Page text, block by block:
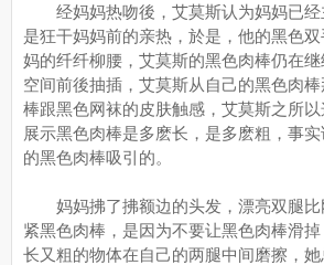
经妈妈热吻後，艾莫斯认为妈妈已经
是狂干妈妈前的亲热，於是，他的黑色
妈的纤纤柳腰，艾莫斯的黑色肉棒仍在
空间前後抽插，艾莫斯从自己的黑色肉
棒跟黑色网袜的皮肤触感，艾莫斯之所
展示黑色肉棒是多麽长，是多麽粗，事
的黑色肉棒吸引的。
妈妈拂了拂额边的头发，漂亮双腿比
紧黑色肉棒，是因为不要让黑色肉棒滑
长又粗的物体在自己的两腿中间磨擦，